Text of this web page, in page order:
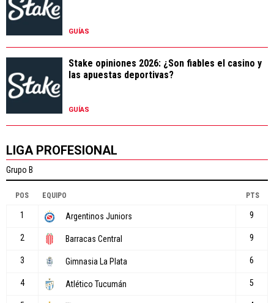
GUÍAS
Stake opiniones 2026: ¿Son fiables el casino y
las apuestas deportivas?
GUÍAS
LIGA PROFESIONAL